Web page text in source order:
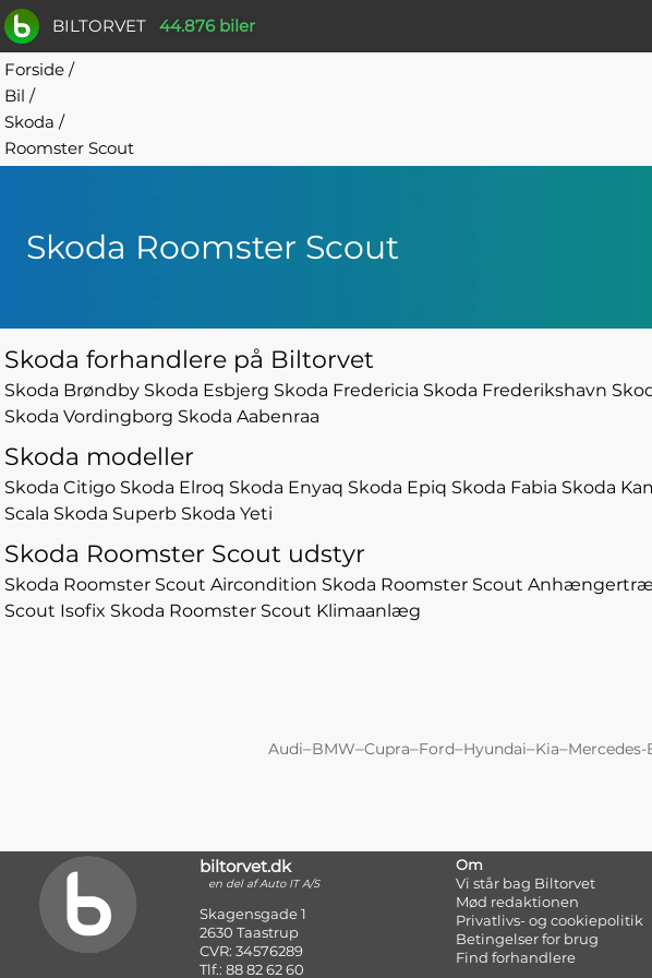
BILTORVET 44.876 biler
Forside /
Bil /
Skoda /
Roomster Scout
Skoda Roomster Scout
Skoda forhandlere på Biltorvet
Skoda Brøndby Skoda Esbjerg Skoda Fredericia Skoda Frederikshavn
Skoda Vordingborg Skoda Aabenraa
Skoda modeller
Skoda Citigo Skoda Elroq Skoda Enyaq Skoda Epiq Skoda Fabia Skoda
Scala Skoda Superb Skoda Yeti
Skoda Roomster Scout udstyr
Skoda Roomster Scout Aircondition Skoda Roomster Scout
Scout Isofix Skoda Roomster Scout Klimaanlæg
Audi–BMW–Cupra–Ford–Hyundai–Kia–Mercedes-
Om
Vi står bag Biltorvet
Mød redaktionen
Privatlivs- og cookiepolitik
Betingelser for brug
Find forhandlere
biltorvet.dk
en del af Auto IT A/S
Skagensgade 1
2630 Taastrup
CVR: 34576289
Tlf.: 88 82 62 60